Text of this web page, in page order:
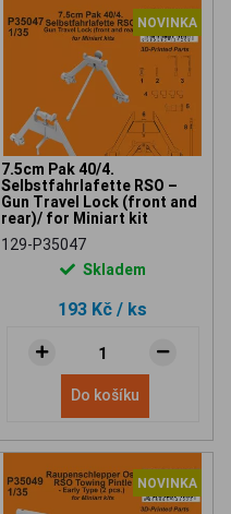
NOVINKA
7.5cm Pak 40/4.
Selbstfahrlafette RSO –
Gun Travel Lock (front and
rear)/ for Miniart kit
129-P35047
Skladem
193 Kč / ks
Do košíku
NOVINKA